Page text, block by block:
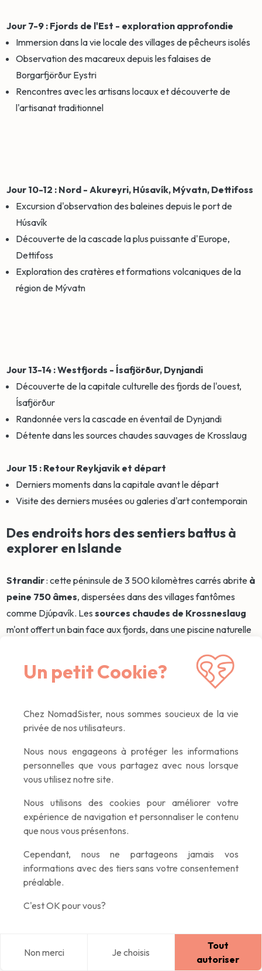
Un petit Cookie?
Chez NomadSister, nous sommes soucieux de la vie
privée de nos utilisateurs.
Nous nous engageons à protéger les informations
personnelles que vous partagez avec nous lorsque
vous utilisez notre site.
Nous utilisons des cookies pour améliorer votre
expérience de navigation et personnaliser le contenu
que nous vous présentons.
Cependant, nous ne partageons jamais vos
informations avec des tiers sans votre consentement
préalable.
C'est OK pour vous?
Non merci Je choisis
Tout
autoriser
Explorer Blog Connexion
Jour 7-9 : Fjords de l'Est - exploration approfondie
Immersion dans la vie locale des villages de pêcheurs isolés
Observation des macareux depuis les falaises de
Borgarfjörður Eystri
Rencontres avec les artisans locaux et découverte de
l'artisanat traditionnel
Jour 10-12 : Nord - Akureyri, Húsavík, Mývatn, Dettifoss
Excursion d'observation des baleines depuis le port de
Húsavík
Découverte de la cascade la plus puissante d'Europe,
Dettifoss
Exploration des cratères et formations volcaniques de la
région de Mývatn
Jour 13-14 : Westfjords - Ísafjörður, Dynjandi
Découverte de la capitale culturelle des fjords de l'ouest,
Ísafjörður
Randonnée vers la cascade en éventail de Dynjandi
Détente dans les sources chaudes sauvages de Krosslaug
Jour 15 : Retour Reykjavik et départ
Derniers moments dans la capitale avant le départ
Visite des derniers musées ou galeries d'art contemporain
Des endroits hors des sentiers battus à
explorer en Islande
Strandir: cette péninsule de 3 500 kilomètres carrés abrite à
peine 750 âmes, dispersées dans des villages fantômes
comme Djúpavík. Lessources chaudes de Krossneslaug
m'ont offert un bain face aux fjords, dans une piscine naturelle
canyon de Stuðlagil: révélé il y a quelques années
corridor de 500 mètresdévoile des colonnes de basalte
de 20 à 30 mètres de haut. La randonnée de 5 kilomètres
puis serpente vers ces
formations géométriques
parfaitesqui se reflètent dans l'eau turquoise.